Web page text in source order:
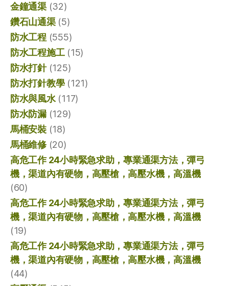
金鐘通渠(32)
鑽石山通渠(5)
防水工程(555)
防水工程施工(15)
防水打針(125)
防水打針教學(121)
防水與風水(117)
防水防漏(129)
馬桶安裝(18)
馬桶維修(20)
高危工作 24小時緊急求助，專業通渠方法，彈弓
機，渠道內有硬物，高壓槍，高壓水機，高溫機
(60)
高危工作 24小時緊急求助，專業通渠方法，彈弓
機，渠道內有硬物，高壓槍，高壓水機，高溫機
(19)
高危工作 24小時緊急求助，專業通渠方法，彈弓
機，渠道內有硬物，高壓槍，高壓水機，高溫機
(44)